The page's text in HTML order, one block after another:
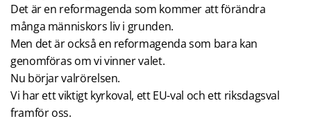
Det är en reformagenda som kommer att förändra
många människors liv i grunden.
Men det är också en reformagenda som bara kan
genomföras om vi vinner valet.
Nu börjar valrörelsen.
Vi har ett viktigt kyrkoval, ett EU-val och ett riksdagsval
framför oss.